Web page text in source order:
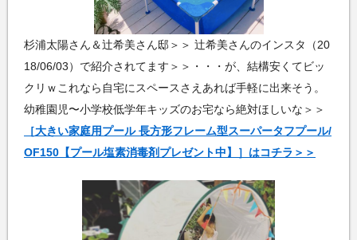
杉浦太陽さん＆辻希美さん邸＞＞ 辻希美さんのインスタ（20
18/06/03）で紹介されてます＞＞・・・が、結構安くてビッ
クリｗこれなら自宅にスペースさえあれば手軽に出来そう。
幼稚園児〜小学校低学年キッズのお宅なら絶対ほしいな＞＞
［大きい家庭用プール 長方形フレーム型スーパータフプール/
OF150【プール塩素消毒剤プレゼント中】］はコチラ＞＞